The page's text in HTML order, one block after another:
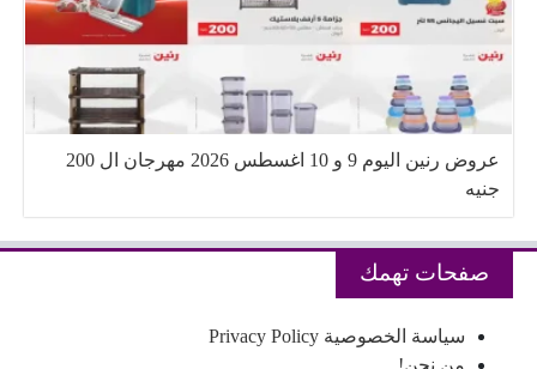
عروض رنين اليوم 9 و 10 اغسطس 2026 مهرجان ال 200
جنيه
صفحات تهمك
سياسة الخصوصية Privacy Policy
من نحن!